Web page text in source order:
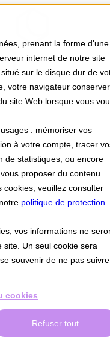
prenant la forme d'une
internet de notre site
sur le disque dur de
votre navigateur
site Web lorsque vous
: mémoriser vos
à votre compte, tracer
de statistiques, ou encore
proposer du contenu
cookies, veuillez consulter
politique de protection
vos informations ne
site. Un seul cookie sera
souvenir de ne pas suivre
cookies
Refuser tout